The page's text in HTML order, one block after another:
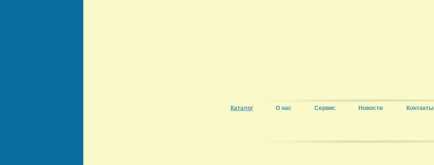
Каталог О нас Сервис Новости Контакты